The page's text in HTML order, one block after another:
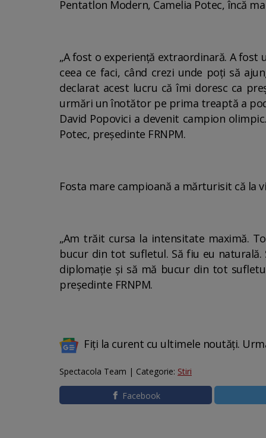
Pentatlon Modern, Camelia Potec, încă
„A fost o experiență extraordinară. A
ceea ce faci, când crezi unde poți să
declarat acest lucru că îmi doresc ca
urmări un înotător pe prima treaptă a
David Popovici a devenit campion
Potec, președinte FRNPM.
Fosta mare campioană a mărturisit că la
„Am trăit cursa la intensitate maximă.
bucur din tot sufletul. Să fiu eu
diplomație și să mă bucur din tot
președinte FRNPM.
Fiți la curent cu ultimele noutăți.
Spectacola Team | Categorie: Stiri
Facebook